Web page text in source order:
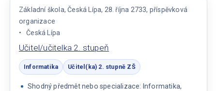
Základní škola, Česká Lípa, 28. října 2733, příspěvková
organizace
Česká Lípa
Učitel/učitelka 2. stupeň
Informatika Učitel(ka) 2. stupně ZŠ
Shodný předmět nebo specializace: Informatika,